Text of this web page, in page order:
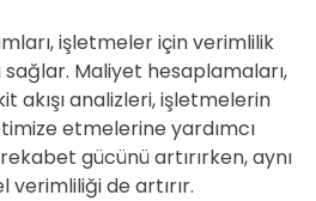
işletmeler için verimlilik
Maliyet hesaplamaları,
akışı analizleri, işletmelerin
etmelerine yardımcı
gücünü artırırken, aynı
de artırır.